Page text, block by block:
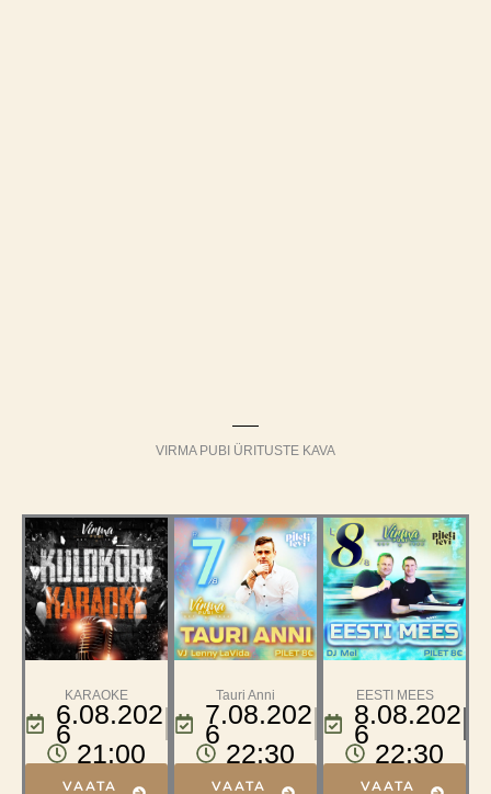
VIRMA PUBI ÜRITUSTE KAVA
KARAOKE
6.08.202
6
21:00
VAATA
Tauri Anni
7.08.202
6
22:30
VAATA
EESTI MEES
8.08.202
6
22:30
VAATA